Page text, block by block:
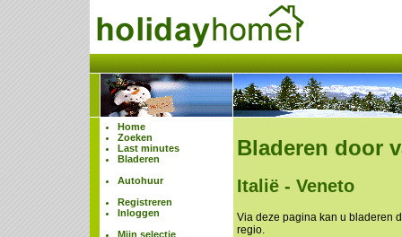
Home
Zoeken
Last minutes
Bladeren
Autohuur
Registreren
Inloggen
Mijn selectie
Bladeren door
Italië - Veneto
Via deze pagina kan u bladeren
regio.